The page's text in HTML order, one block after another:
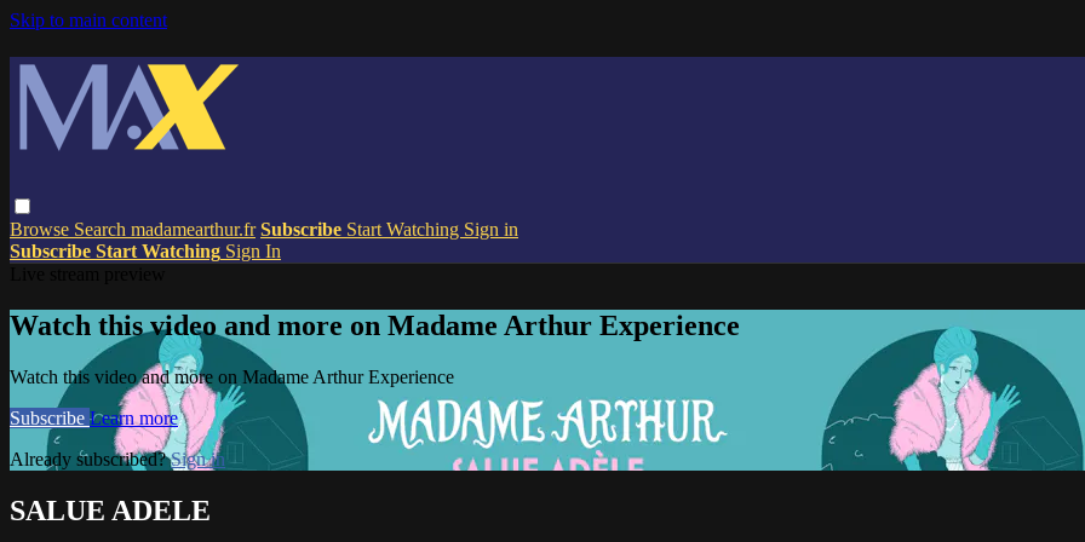
Skip to main content
Browse Search madamearthur.fr Subscribe Start Watching Sign in
Subscribe Start Watching Sign In
Watch this video and more on Madame Arthur Experience
Watch this video and more on Madame Arthur Experience
Subscribe Learn more
Already subscribed?Sign in
SALUE ADELE